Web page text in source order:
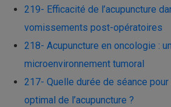
219- Efficacité de l’acupuncture
vomissements post-opératoires
218- Acupuncture en oncologie :
microenvironnement tumoral
217- Quelle durée de séance
optimal de l’acupuncture ?